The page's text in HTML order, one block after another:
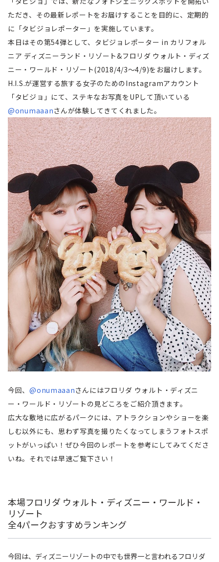
ただき、その最新レポートをお届けすることを目的に、定期的
に「タビジョレポーター」を実施しています。
本日はその第54弾として、タビジョレポーター in カリフォル
ニア ディズニーランド・リゾート&フロリダ ウォルト・ディズ
ニー・ワールド・リゾート(2018/4/3～4/9)をお届けします。
H.I.S.が運営する旅する女子のためのInstagramアカウント
「タビジョ」にて、ステキなお写真をUPして頂いている
@onumaaanさんが体験してきてくれました。
今回、@onumaaanさんにはフロリダ ウォルト・ディズニ
ー・ワールド・リゾートの見どころをご紹介頂きます。
広大な敷地に広がるパークには、アトラクションやショーを楽
しむ以外にも、思わず写真を撮りたくなってしまうフォトスポ
ットがいっぱい！ぜひ今回のレポートを参考にしてみてくださ
いね。それでは早速ご覧下さい！
本場フロリダ ウォルト・ディズニー・ワールド・
リゾート
全4パークおすすめランキング
今回は、ディズニーリゾートの中でも世界一と言われるフロリダ